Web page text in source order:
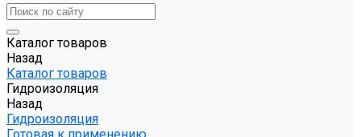
Каталог товаров
Назад
Каталог товаров
Гидроизоляция
Назад
Гидроизоляция